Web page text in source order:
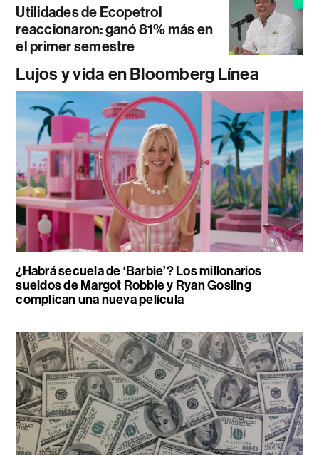
Utilidades de Ecopetrol
reaccionaron: ganó 81% más en
el primer semestre
Lujos y vida en Bloomberg Línea
¿Habrá secuela de ‘Barbie’? Los millonarios
sueldos de Margot Robbie y Ryan Gosling
complican una nueva película